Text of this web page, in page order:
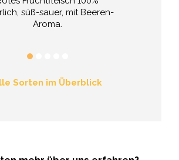
süß-sauer, mit Beeren-
Aroma.
Sorten im Überblick